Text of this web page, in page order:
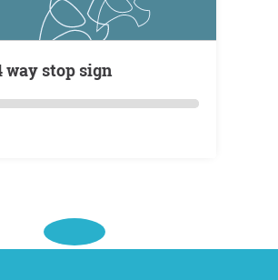
4 way stop sign